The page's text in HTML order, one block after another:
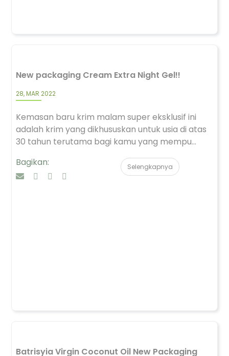
New packaging Cream Extra Night Gel!!
28, MAR 2022
Kemasan baru krim malam super eksklusif ini
adalah krim yang dikhususkan untuk usia di atas
30 tahun terutama bagi kamu yang mempu...
Bagikan:
Selengkapnya
Batrisyia Virgin Coconut Oil New Packaging